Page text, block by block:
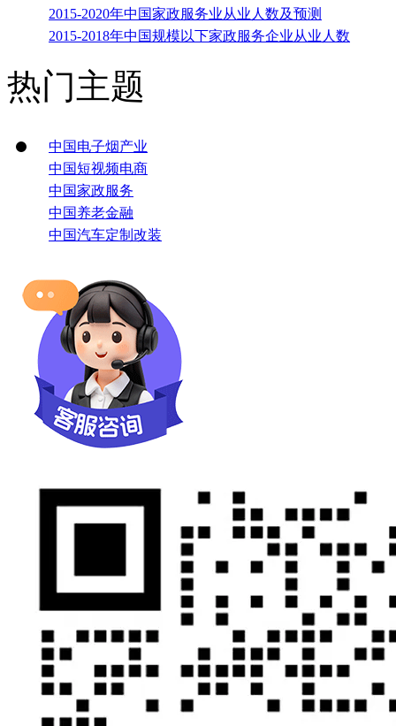
2015-2020年中国家政服务业从业人数及预测
2015-2018年中国规模以下家政服务企业从业人数
热门主题
中国电子烟产业
中国短视频电商
中国家政服务
中国养老金融
中国汽车定制改装